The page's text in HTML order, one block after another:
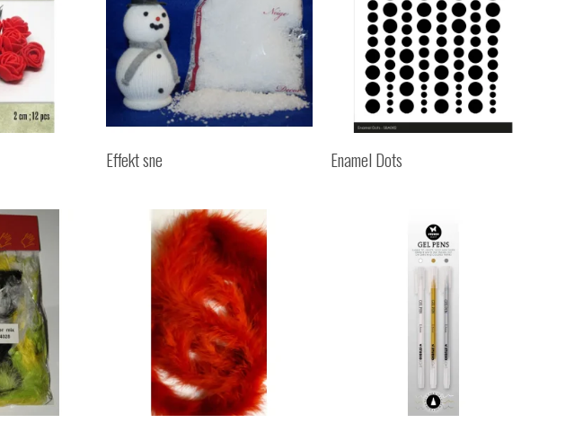
Effekt sne Enamel Dots